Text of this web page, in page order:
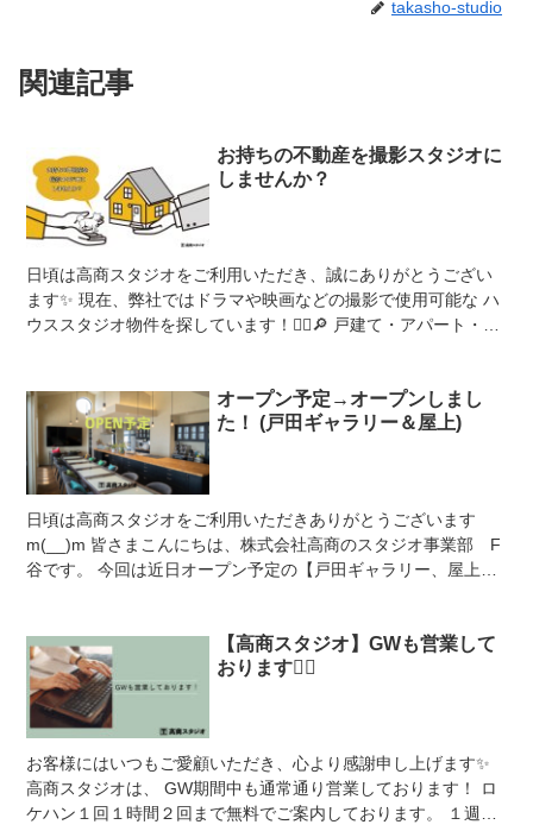
takasho-studio
関連記事
お持ちの不動産を撮影スタジオに
しませんか？
日頃は高商スタジオをご利用いただき、誠にありがとうござい
ます✨ 現在、弊社ではドラマや映画などの撮影で使用可能な ハ
ウススタジオ物件を探しています！💁‍♀️🔎 戸建て・アパート・ビ
オープン予定→オープンしまし
た！ (戸田ギャラリー＆屋上)
日頃は高商スタジオをご利用いただきありがとうございます
m(__)m 皆さまこんにちは、株式会社高商のスタジオ事業部 F
谷です。 今回は近日オープン予定の【戸田ギャラリー、屋上
【高商スタジオ】GWも営業して
おります💁‍♀️
お客様にはいつもご愛顧いただき、心より感謝申し上げます✨
高商スタジオは、 GW期間中も通常通り営業しております！ ロ
ケハン１回１時間２回まで無料でご案内しております。 １週間